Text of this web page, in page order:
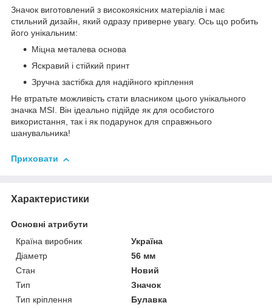
Значок виготовлений з високоякісних матеріалів і має
стильний дизайн, який одразу приверне увагу. Ось що робить
його унікальним:
Міцна металева основа
Яскравий і стійкий принт
Зручна застібка для надійного кріплення
Не втратьте можливість стати власником цього унікального
значка MSI. Він ідеально підійде як для особистого
використання, так і як подарунок для справжнього
шанувальника!
Приховати
Характеристики
Основні атрибути
Країна виробник
Україна
Діаметр
56 мм
Стан
Новий
Тип
Значок
Тип кріплення
Булавка